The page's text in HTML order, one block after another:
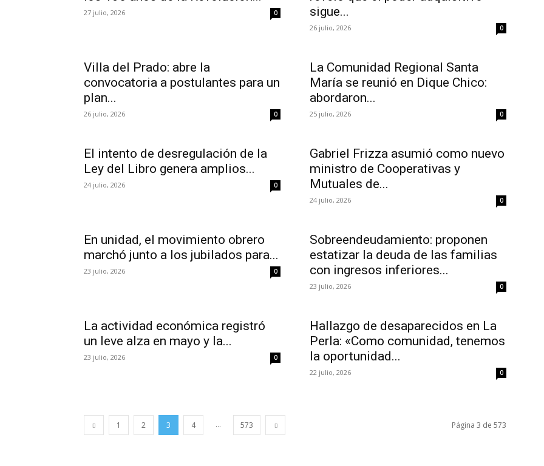
27 julio, 2026 0
sigue...
26 julio, 2026 0
Villa del Prado: abre la
convocatoria a postulantes para un
plan...
26 julio, 2026 0
La Comunidad Regional Santa
María se reunió en Dique Chico:
abordaron...
25 julio, 2026 0
El intento de desregulación de la
Ley del Libro genera amplios...
24 julio, 2026 0
Gabriel Frizza asumió como nuevo
ministro de Cooperativas y
Mutuales de...
24 julio, 2026 0
En unidad, el movimiento obrero
marchó junto a los jubilados para...
23 julio, 2026 0
Sobreendeudamiento: proponen
estatizar la deuda de las familias
con ingresos inferiores...
23 julio, 2026 0
La actividad económica registró
un leve alza en mayo y la...
23 julio, 2026 0
Hallazgo de desaparecidos en La
Perla: «Como comunidad, tenemos
la oportunidad...
22 julio, 2026 0
1 2 3 4 ... 573 Página 3 de 573